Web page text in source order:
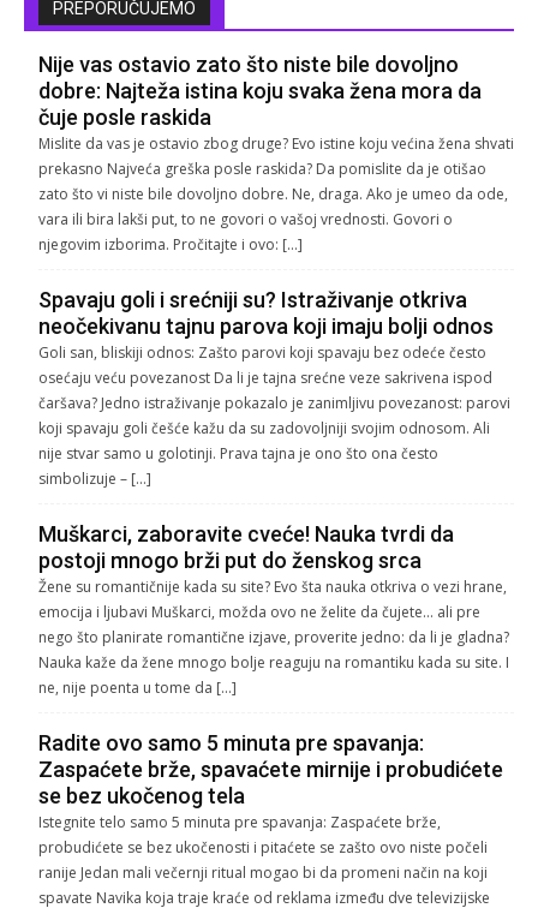
PREPORUČUJEMO
Nije vas ostavio zato što niste bile dovoljno
dobre: Najteža istina koju svaka žena mora da
čuje posle raskida
Mislite da vas je ostavio zbog druge? Evo istine koju većina žena shvati
prekasno Najveća greška posle raskida? Da pomislite da je otišao
zato što vi niste bile dovoljno dobre. Ne, draga. Ako je umeo da ode,
vara ili bira lakši put, to ne govori o vašoj vrednosti. Govori o
njegovim izborima. Pročitajte i ovo: […]
Spavaju goli i srećniji su? Istraživanje otkriva
neočekivanu tajnu parova koji imaju bolji odnos
Goli san, bliskiji odnos: Zašto parovi koji spavaju bez odeće često
osećaju veću povezanost Da li je tajna srećne veze sakrivena ispod
čaršava? Jedno istraživanje pokazalo je zanimljivu povezanost: parovi
koji spavaju goli češće kažu da su zadovoljniji svojim odnosom. Ali
nije stvar samo u golotinji. Prava tajna je ono što ona često
simbolizuje – […]
Muškarci, zaboravite cveće! Nauka tvrdi da
postoji mnogo brži put do ženskog srca
Žene su romantičnije kada su site? Evo šta nauka otkriva o vezi hrane,
emocija i ljubavi Muškarci, možda ovo ne želite da čujete… ali pre
nego što planirate romantične izjave, proverite jedno: da li je gladna?
Nauka kaže da žene mnogo bolje reaguju na romantiku kada su site. I
ne, nije poenta u tome da […]
Radite ovo samo 5 minuta pre spavanja:
Zaspaćete brže, spavaćete mirnije i probudićete
se bez ukočenog tela
Istegnite telo samo 5 minuta pre spavanja: Zaspaćete brže,
probudićete se bez ukočenosti i pitaćete se zašto ovo niste počeli
ranije Jedan mali večernji ritual mogao bi da promeni način na koji
spavate Navika koja traje kraće od reklama između dve televizijske